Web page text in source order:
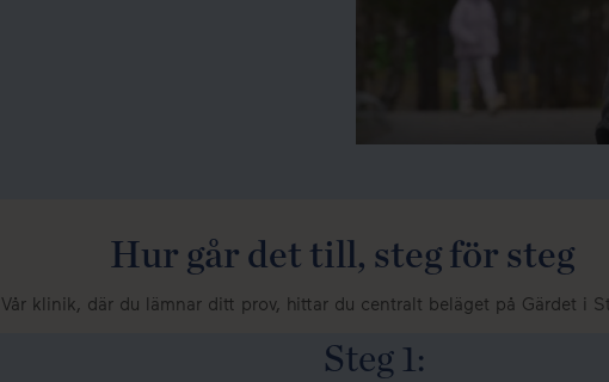
Hur går det till, steg för steg
Vår klinik, där du lämnar ditt prov, hittar du centralt beläget på Gärdet i
Steg 1: